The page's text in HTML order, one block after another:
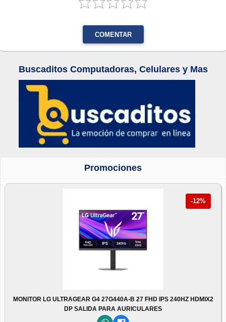
COMENTAR
Buscaditos Computadoras, Celulares y Mas
Promociones
-12%
MONITOR LG ULTRAGEAR G4 27G440A-B 27 FHD IPS 240HZ HDMIX2
DP SALIDA PARA AURICULARES